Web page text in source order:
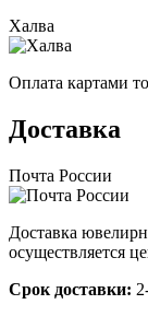
Халва
Оплата картами
Доставка
Почта России
Доставка
осуществляется
Срок доставки: